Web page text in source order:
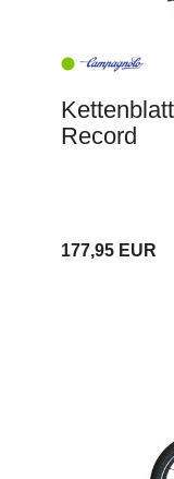
Record
177,95 EUR